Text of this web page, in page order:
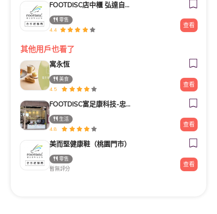
FOOTDISC店中櫃 弘達自轉車
零售
4.4
查看
其他用戶也看了
寓永恆
美食
4.5
查看
FOOTDISC富足康科技-忠孝直營門市
生活
4.8
查看
美而堅健康鞋（桃園門市）
零售
暫無評分
查看